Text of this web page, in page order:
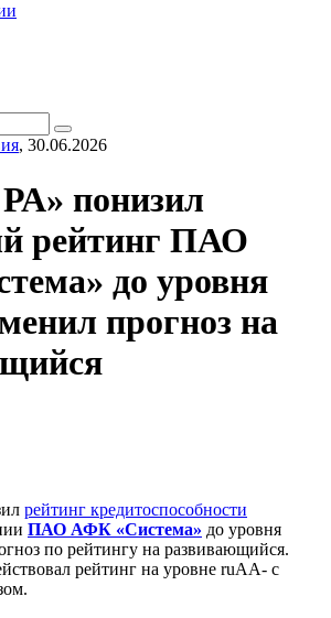
, 30.06.2026
понизил
рейтинг ПАО
до уровня
прогноз на
рейтинг кредитоспособности
ПАО АФК «Система» до уровня
по рейтингу на развивающийся.
рейтинг на уровне ruAA- с